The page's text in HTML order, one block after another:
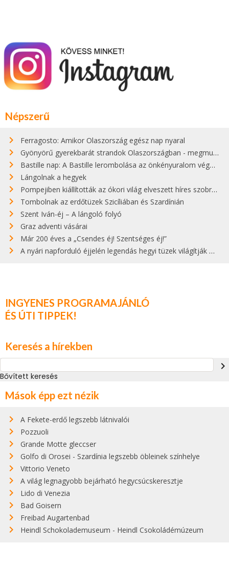
Népszerű
Ferragosto: Amikor Olaszország egész nap nyaral
Gyönyörű gyerekbarát strandok Olaszországban - megmutatjuk a 15 legjobbat
Bastille nap: A Bastille lerombolása az önkényuralom végét jelentette
Lángolnak a hegyek
Pompejiben kiállították az ókori világ elveszett híres szobrának másolatát
Tombolnak az erdőtüzek Szicíliában és Szardínián
Szent Iván-éj – A lángoló folyó
Graz adventi vásárai
Már 200 éves a „Csendes éj! Szentséges éj!”
A nyári napforduló éjjelén legendás hegyi tüzek világítják meg Zugspitzét
INGYENES PROGRAMAJÁNLÓ
ÉS ÚTI TIPPEK!
Keresés a hírekben
navigate_next
Bővített keresés
Mások épp ezt nézik
A Fekete-erdő legszebb látnivalói
Pozzuoli
Grande Motte gleccser
Golfo di Orosei - Szardínia legszebb öbleinek színhelye
Vittorio Veneto
A világ legnagyobb bejárható hegycsúcskeresztje
Lido di Venezia
Bad Goisern
Freibad Augartenbad
Heindl Schokolademuseum - Heindl Csokoládémúzeum